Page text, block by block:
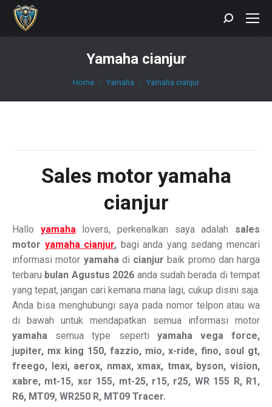
Search:
Yamaha cianjur
You are here:
Home Yamaha Yamaha cianjur
Sales motor yamaha
cianjur
Hallo yamahalovers, perkenalkan saya adalah sales
motor yamaha cianjur, bagi anda yang sedang mencari
informasi motor yamahadi cianjur baik promo dan harga
terbaru bulan Agustus 2026 anda sudah berada di tempat
yang tepat, jangan cari kemana mana lagi, cukup disini saja.
Anda bisa menghubungi saya pada nomor telpon atau wa
di bawah untuk mendapatkan semua informasi motor
yamaha semua type seperti yamaha vega force,
jupiter, mx king 150, fazzio, mio, x-ride, fino, soul gt,
freego, lexi, aerox, nmax, xmax, tmax, byson, vision,
xabre, mt-15, xsr 155, mt-25, r15, r25, WR 155 R, R1,
R6, MT09, WR250 R, MT09 Tracer.